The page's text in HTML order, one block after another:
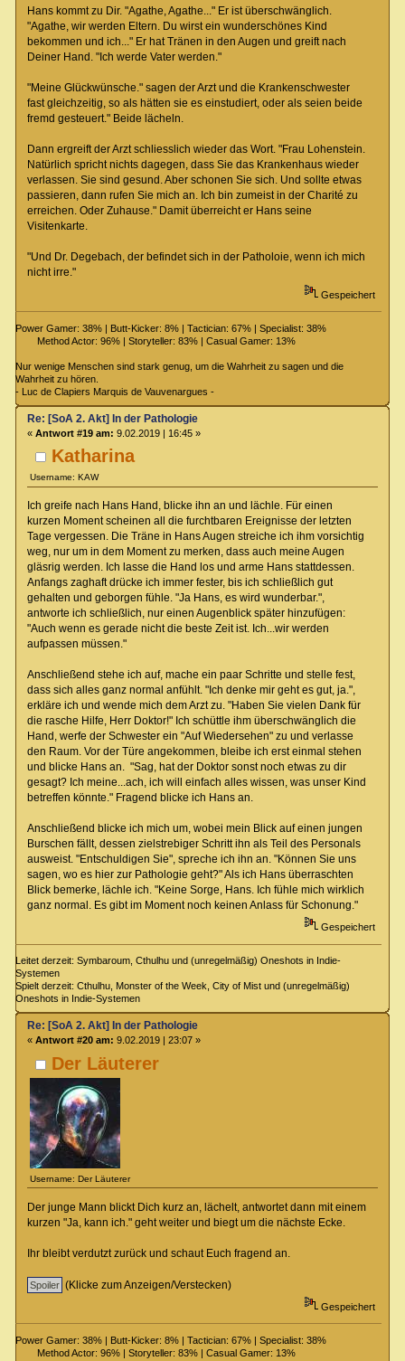
Hans kommt zu Dir. "Agathe, Agathe..." Er ist überschwänglich.
"Agathe, wir werden Eltern. Du wirst ein wunderschönes Kind
bekommen und ich..." Er hat Tränen in den Augen und greift nach
Deiner Hand. "Ich werde Vater werden."
"Meine Glückwünsche." sagen der Arzt und die Krankenschwester
fast gleichzeitig, so als hätten sie es einstudiert, oder als seien beide
fremd gesteuert." Beide lächeln.
Dann ergreift der Arzt schliesslich wieder das Wort. "Frau Lohenstein.
Natürlich spricht nichts dagegen, dass Sie das Krankenhaus wieder
verlassen. Sie sind gesund. Aber schonen Sie sich. Und sollte etwas
passieren, dann rufen Sie mich an. Ich bin zumeist in der Charité zu
erreichen. Oder Zuhause." Damit überreicht er Hans seine
Visitenkarte.
"Und Dr. Degebach, der befindet sich in der Patholoie, wenn ich mich
nicht irre."
Gespeichert
Power Gamer: 38% | Butt-Kicker: 8% | Tactician: 67% | Specialist: 38%
Method Actor: 96% | Storyteller: 83% | Casual Gamer: 13%
Nur wenige Menschen sind stark genug, um die Wahrheit zu sagen und die
Wahrheit zu hören.
- Luc de Clapiers Marquis de Vauvenargues -
Katharina
Username: KAW
Re: [SoA 2. Akt] In der Pathologie
« Antwort #19 am: 9.02.2019 | 16:45 »
Ich greife nach Hans Hand, blicke ihn an und lächle. Für einen
kurzen Moment scheinen all die furchtbaren Ereignisse der letzten
Tage vergessen. Die Träne in Hans Augen streiche ich ihm vorsichtig
weg, nur um in dem Moment zu merken, dass auch meine Augen
gläsrig werden. Ich lasse die Hand los und arme Hans stattdessen.
Anfangs zaghaft drücke ich immer fester, bis ich schließlich gut
gehalten und geborgen fühle. "Ja Hans, es wird wunderbar.",
antworte ich schließlich, nur einen Augenblick später hinzufügen:
"Auch wenn es gerade nicht die beste Zeit ist. Ich...wir werden
aufpassen müssen."
Anschließend stehe ich auf, mache ein paar Schritte und stelle fest,
dass sich alles ganz normal anfühlt. "Ich denke mir geht es gut, ja.",
erkläre ich und wende mich dem Arzt zu. "Haben Sie vielen Dank für
die rasche Hilfe, Herr Doktor!" Ich schüttle ihm überschwänglich die
Hand, werfe der Schwester ein "Auf Wiedersehen" zu und verlasse
den Raum. Vor der Türe angekommen, bleibe ich erst einmal stehen
und blicke Hans an. "Sag, hat der Doktor sonst noch etwas zu dir
gesagt? Ich meine...ach, ich will einfach alles wissen, was unser Kind
betreffen könnte." Fragend blicke ich Hans an.
Anschließend blicke ich mich um, wobei mein Blick auf einen jungen
Burschen fällt, dessen zielstrebiger Schritt ihn als Teil des Personals
ausweist. "Entschuldigen Sie", spreche ich ihn an. "Können Sie uns
sagen, wo es hier zur Pathologie geht?" Als ich Hans überraschten
Blick bemerke, lächle ich. "Keine Sorge, Hans. Ich fühle mich wirklich
ganz normal. Es gibt im Moment noch keinen Anlass für Schonung."
Gespeichert
Leitet derzeit: Symbaroum, Cthulhu und (unregelmäßig) Oneshots in Indie-
Systemen
Spielt derzeit: Cthulhu, Monster of the Week, City of Mist und (unregelmäßig)
Oneshots in Indie-Systemen
Der Läuterer
Username: Der Läuterer
Re: [SoA 2. Akt] In der Pathologie
« Antwort #20 am: 9.02.2019 | 23:07 »
Der junge Mann blickt Dich kurz an, lächelt, antwortet dann mit einem
kurzen "Ja, kann ich." geht weiter und biegt um die nächste Ecke.
Ihr bleibt verdutzt zurück und schaut Euch fragend an.
(Klicke zum Anzeigen/Verstecken)
Gespeichert
Power Gamer: 38% | Butt-Kicker: 8% | Tactician: 67% | Specialist: 38%
Method Actor: 96% | Storyteller: 83% | Casual Gamer: 13%